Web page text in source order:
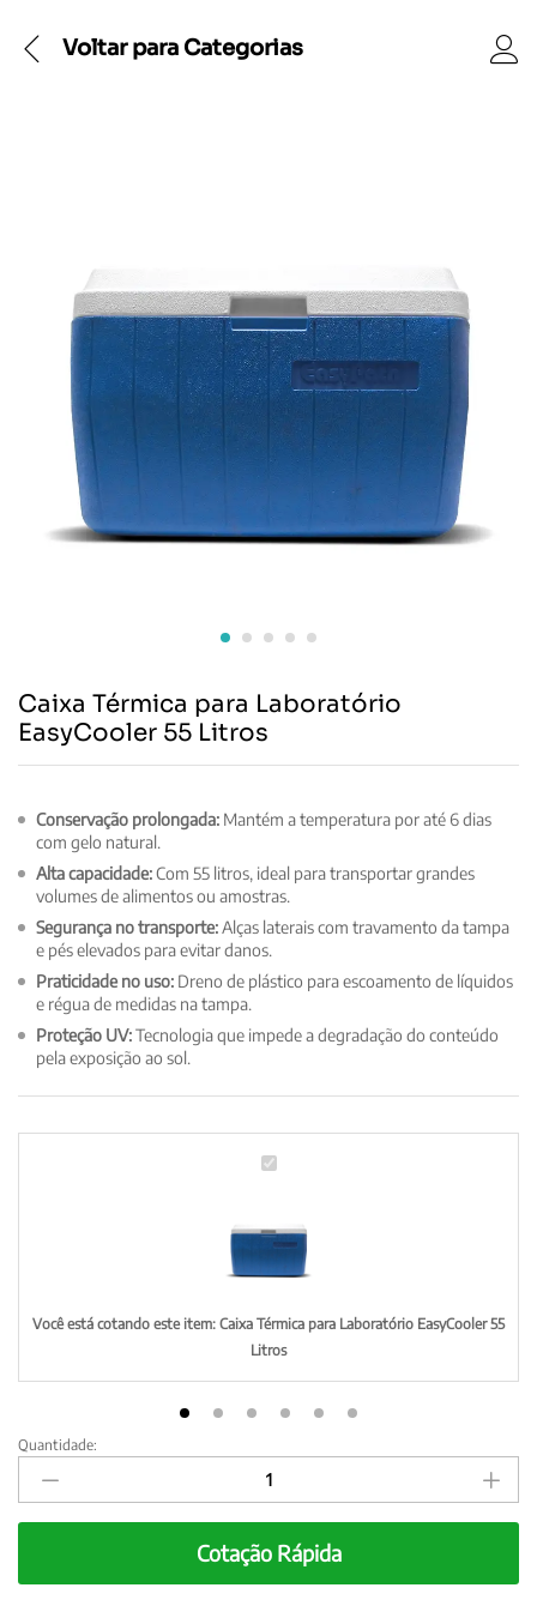
Voltar para Categorias
Caixa Térmica para Laboratório
EasyCooler 55 Litros
Conservação prolongada: Mantém a temperatura por até 6 dias
com gelo natural.
Alta capacidade:Com 55 litros, ideal para transportar grandes
volumes de alimentos ou amostras.
Segurança no transporte:Alças laterais com travamento da tampa
e pés elevados para evitar danos.
Praticidade no uso: Dreno de plástico para escoamento de líquidos
e régua de medidas na tampa.
Proteção UV:Tecnologia que impede a degradação do conteúdo
pela exposição ao sol.
C
x
a
é
r
a
p
a
a
L
Você está cotando este item: Caixa Térmica para Laboratório EasyCooler 55
Litros
Caixa
Térmica
para
Laboratório
55
Quantidade:
Cotação Rápida